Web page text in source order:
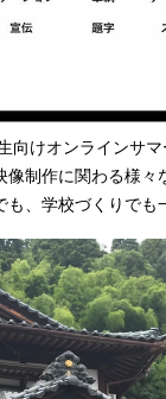
向けオンラインサ
制作に関わる様
、学校づくりでも